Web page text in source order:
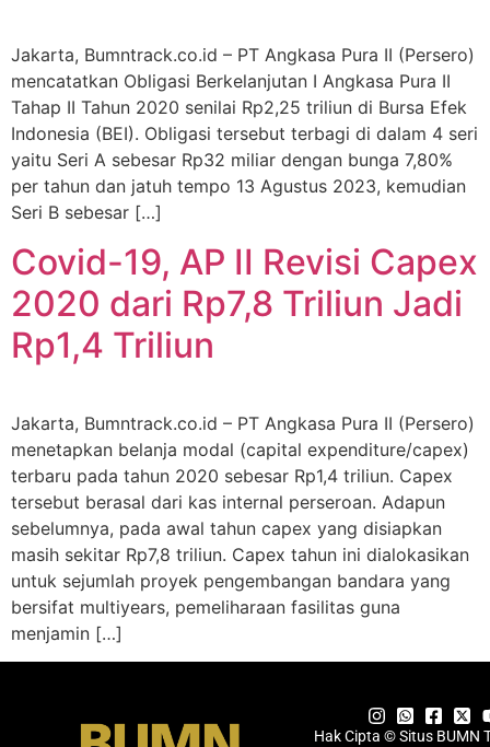
Jakarta, Bumntrack.co.id – PT Angkasa Pura II (Persero)
mencatatkan Obligasi Berkelanjutan I Angkasa Pura II
Tahap II Tahun 2020 senilai Rp2,25 triliun di Bursa Efek
Indonesia (BEI). Obligasi tersebut terbagi di dalam 4 seri
yaitu Seri A sebesar Rp32 miliar dengan bunga 7,80%
per tahun dan jatuh tempo 13 Agustus 2023, kemudian
Seri B sebesar […]
Covid-19, AP II Revisi Capex
2020 dari Rp7,8 Triliun Jadi
Rp1,4 Triliun
Jakarta, Bumntrack.co.id – PT Angkasa Pura II (Persero)
menetapkan belanja modal (capital expenditure/capex)
terbaru pada tahun 2020 sebesar Rp1,4 triliun. Capex
tersebut berasal dari kas internal perseroan. Adapun
sebelumnya, pada awal tahun capex yang disiapkan
masih sekitar Rp7,8 triliun. Capex tahun ini dialokasikan
untuk sejumlah proyek pengembangan bandara yang
bersifat multiyears, pemeliharaan fasilitas guna
menjamin […]
Hak Cipta © Situs BUMN